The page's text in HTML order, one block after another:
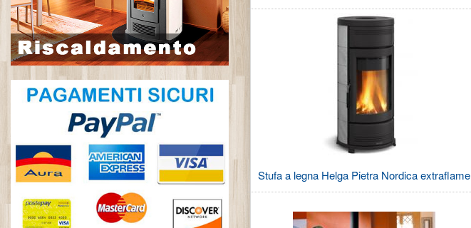
Stufa a legna Helga Pietra Nordica extraflame